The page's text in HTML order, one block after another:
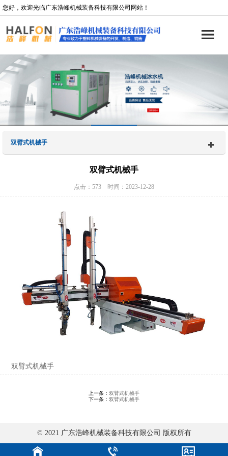
您好，欢迎光临广东浩峰机械装备科技有限公司网站！
双臂式机械手
双臂式机械手
点击：573 时间：2023-12-28
双臂式机械手
上一条： 双臂式机械手
下一条： 双臂式机械手
© 2021 广东浩峰机械装备科技有限公司 版权所有